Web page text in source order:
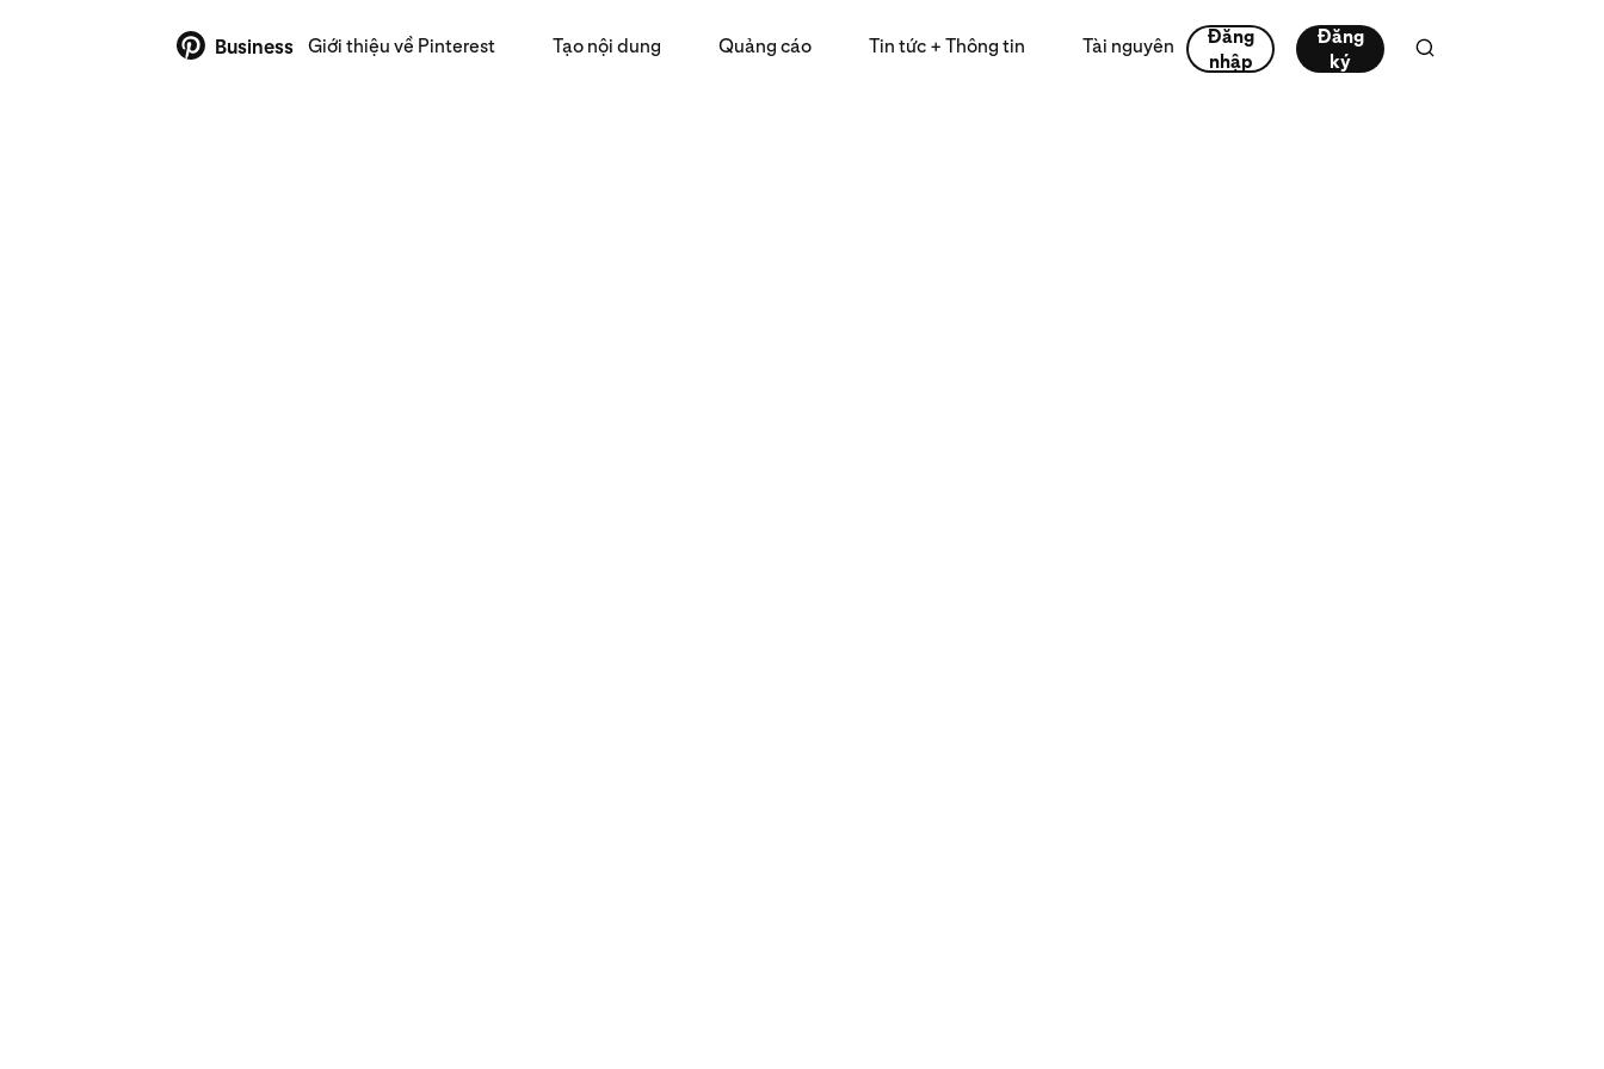
Business Giới thiệu về Pinterest Tạo nội dung Quảng cáo Tin tức + Thông tin Tài nguyên
Đăng
nhập
Đăng
ký